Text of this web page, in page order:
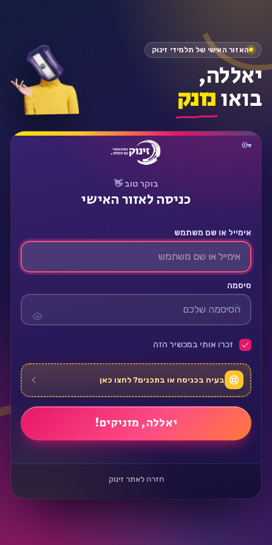
בוקר טוב 👋
כניסה לאזור האישי
אימייל או שם משתמש
סיסמה
זכרו אותי במכשיר הזה
בעיה בכניסה או בתכנים? לחצו כאן
חזרה לאתר זינוק
האזור האישי של תלמידי זינוק
יאללה,
בואונזנק